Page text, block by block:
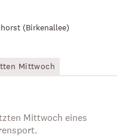
(Birkenallee)
Mittwoch
Mittwoch eines